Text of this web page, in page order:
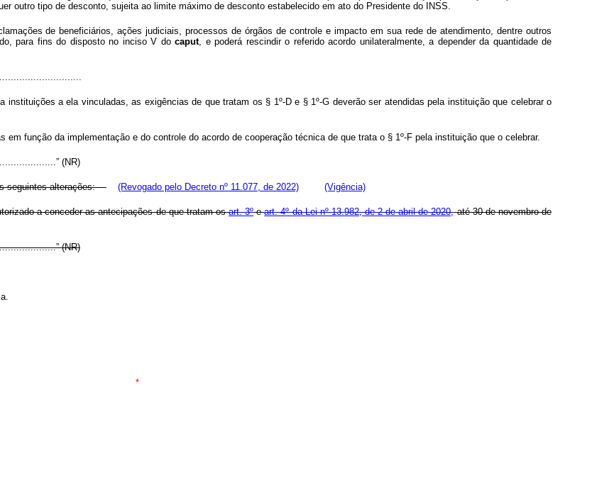
outro tipo de desconto, sujeita ao limite máximo de desconto estabelecido em ato do Presidente do INSS.
de beneficiários, ações judiciais, processos de órgãos de controle e impacto em sua rede de atendimento, dentre outros
para fins do disposto no inciso V do caput, e poderá rescindir o referido acordo unilateralmente, a depender da quantidade de
instituições a ela vinculadas, as exigências de que tratam os § 1º-D e § 1º-G deverão ser atendidas pela instituição que celebrar o
função da implementação e do controle do acordo de cooperação técnica de que trata o § 1º-F pela instituição que o celebrar.
(NR)
seguintes alterações: (Revogado pelo Decreto nº 11.077, de 2022) (Vigência)
a conceder as antecipações de que tratam osart. 3ºeart. 4º da Lei nº 13.982, de 2 de abril de 2020,até 30 de novembro de
(NR)
*